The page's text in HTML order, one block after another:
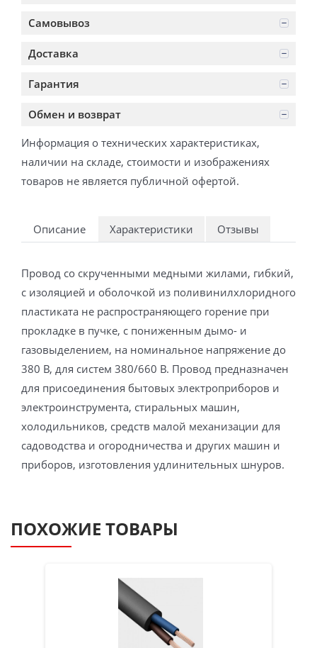
Самовывоз
Доставка
Гарантия
Обмен и возврат
Информация о технических характеристиках,
наличии на складе, стоимости и изображениях
товаров не является публичной офертой.
Описание Характеристики Отзывы
Провод со скрученными медными жилами, гибкий,
с изоляцией и оболочкой из поливинилхлоридного
пластиката не распространяющего горение при
прокладке в пучке, с пониженным дымо- и
газовыделением, на номинальное напряжение до
380 В, для систем 380/660 В. Провод предназначен
для присоединения бытовых электроприборов и
электроинструмента, стиральных машин,
холодильников, средств малой механизации для
садоводства и огородничества и других машин и
приборов, изготовления удлинительных шнуров.
ПОХОЖИЕ ТОВАРЫ